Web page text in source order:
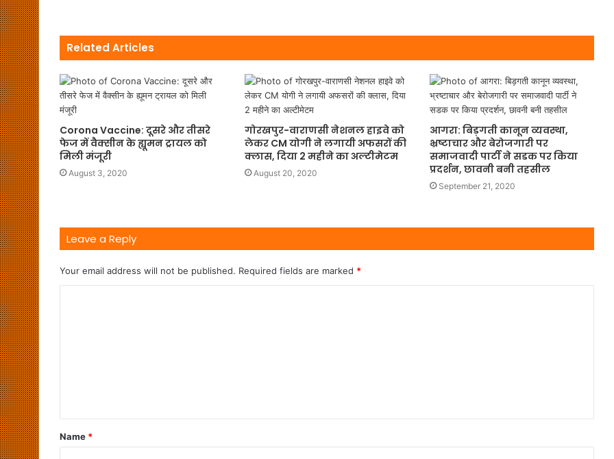
Related Articles
Corona Vaccine: दूसरे और तीसरे
फेज में वैक्सीन के ह्यूमन ट्रायल को
मिली मंजूरी
August 3, 2020
गोरखपुर-वाराणसी नेशनल हाइवे काे
लेकर CM योगी ने लगायी अफसरों की
क्लास, दिया 2 महीने का अल्टीमेटम
August 20, 2020
आगरा: बिड़गती कानून व्यवस्था,
भ्रष्टाचार और बेरोजगारी पर
समाजवादी पार्टी ने सडक पर किया
प्रदर्शन, छावनी बनी तहसील
September 21, 2020
Leave a Reply
Your email address will not be published. Required fields are marked *
Name *